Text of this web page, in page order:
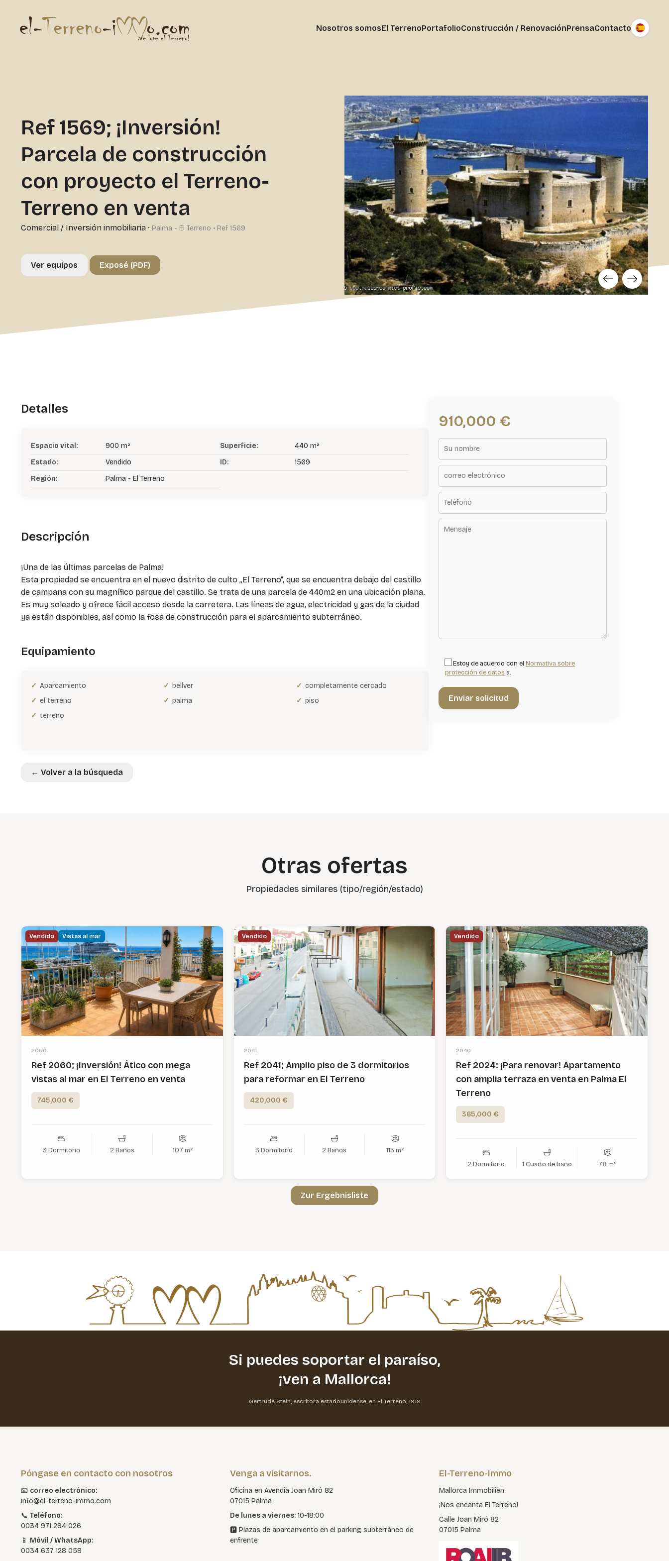
Nosotros somosEl TerrenoPortafolioConstrucción / RenovaciónPrensaContacto
Ref 1569; ¡Inversión!
Parcela de construcción
con proyecto el Terreno-
Terreno en venta
Comercial / Inversión inmobiliaria · Palma - El Terreno • Ref 1569
Ver equipos Exposé (PDF)
Detalles
Espacio vital: 900 m² Superficie:
440 m²
Estado:
Vendido ID:
1569
Región:
Palma - El Terreno
Descripción
¡Una de las últimas parcelas de Palma!
Esta propiedad se encuentra en el nuevo distrito de culto „El Terreno“, que se encuentra debajo del castillo
de campana con su magnífico parque del castillo. Se trata de una parcela de 440m2 en una ubicación plana.
Es muy soleado y ofrece fácil acceso desde la carretera. Las líneas de agua, electricidad y gas de la ciudad
ya están disponibles, así como la fosa de construcción para el aparcamiento subterráneo.
Equipamiento
Aparcamiento bellver
completamente cercado
el terreno
palma
piso
terreno
← Volver a la búsqueda
910,000 €
Estoy de acuerdo con el Normativa sobre
protección de datos a.
Otras ofertas
Propiedades similares (tipo/región/estado)
Vendido Vistas al mar
2060
Ref 2060; ¡Inversión! Ático con mega
vistas al mar en El Terreno en venta
745,000 €
3 Dormitorio 2 Baños 107 m²
Vendido
2041
Ref 2041; Amplio piso de 3 dormitorios
para reformar en El Terreno
420,000 €
3 Dormitorio 2 Baños 115 m²
Vendido
2040
Ref 2024: ¡Para renovar! Apartamento
con amplia terraza en venta en Palma El
Terreno
365,000 €
2 Dormitorio 1 Cuarto de baño 78 m²
Zur Ergebnisliste
Si puedes soportar el paraíso,
¡ven a Mallorca!
Gertrude Stein, escritora estadounidense, en El Terreno, 1919
Póngase en contacto con nosotros
📧 correo electrónico:
info@el-terreno-immo.com
📞 Teléfono:
0034 971 284 026
📱 Móvil / WhatsApp:
0034 637 128 058
Venga a visitarnos.
Oficina en Avendia Joan Miró 82
07015 Palma
De lunes a viernes: 10-18:00
🅿️ Plazas de aparcamiento en el parking subterráneo de
enfrente
El-Terreno-Immo
Mallorca Immobilien
¡Nos encanta El Terreno!
Calle Joan Miró 82
07015 Palma